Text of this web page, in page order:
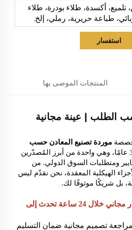
أكسدة، طلاء بودرة، طلاء
طباعة حريرية، رملي، إلخ.
استفسار
المنتجات الموصى بها
الطلب | عينة مجانية
موردة تصنيع المعادن حسب
بخبرة تزيد عن 30 عامًا، وهي واحدة من أبرز المُصدّرين
ومتطلبات السوق الدولي. من
الهيكلية المعقدة، نحن نقدّم ليس
بل شريكًا موثوقًا لك.
خلال 24 ساعة
تحدث إلى
مراجعة تصميم مجانية ضمان التسليم